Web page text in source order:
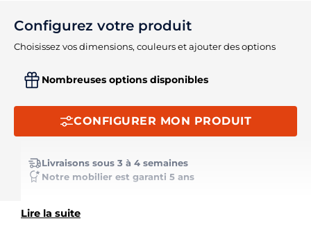
Lire la suite
Configurez votre produit
Choisissez vos dimensions, couleurs et ajouter des options
Nombreuses options disponibles
CONFIGURER MON PRODUIT
Livraisons sous 3 à 4 semaines
Notre mobilier est garanti 5 ans